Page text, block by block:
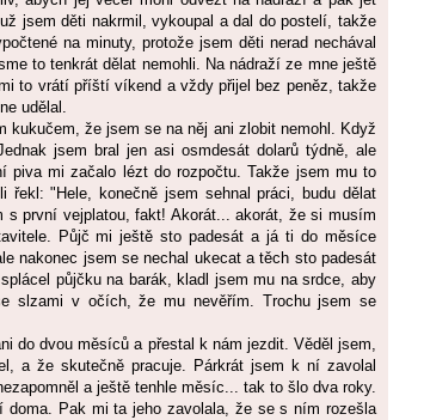
jsem děti nakrmil, vykoupal a dal do postelí, takže
na minuty, protože jsem děti nerad nechával
to tenkrát dělat nemohli. Na nádraží ze mne ještě
to vrátí příští víkend a vždy přijel bez peněz, takže
udělal.
kukučem, že jsem se na něj ani zlobit nemohl. Když
jsem bral jen asi osmdesát dolarů týdně, ale
piva mi začalo lézt do rozpočtu. Takže jsem mu to
"Hele, konečně jsem sehnal práci, budu dělat
první vejplatou, fakt! Akorát... akorát, že si musím
Půjč mi ještě sto padesát a já ti do měsíce
nakonec jsem se nechal ukecat a těch sto padesát
půjčku na barák, kladl jsem mu na srdce, aby
slzami v očích, že mu nevěřím. Trochu jsem se
do dvou měsíců a přestal k nám jezdit. Věděl jsem,
a že skutečně pracuje. Párkrát jsem k ní zavolal
a ještě tenhle měsíc... tak to šlo dva roky.
Pak mi ta jeho zavolala, že se s ním rozešla